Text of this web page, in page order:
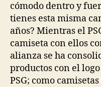
cómodo dentro y
tienes esta misma
años? Mientras el
camiseta con ellos
alianza se ha
productos con el
PSG; como